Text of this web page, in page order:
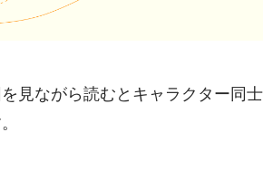
見ながら読むとキャラクター同